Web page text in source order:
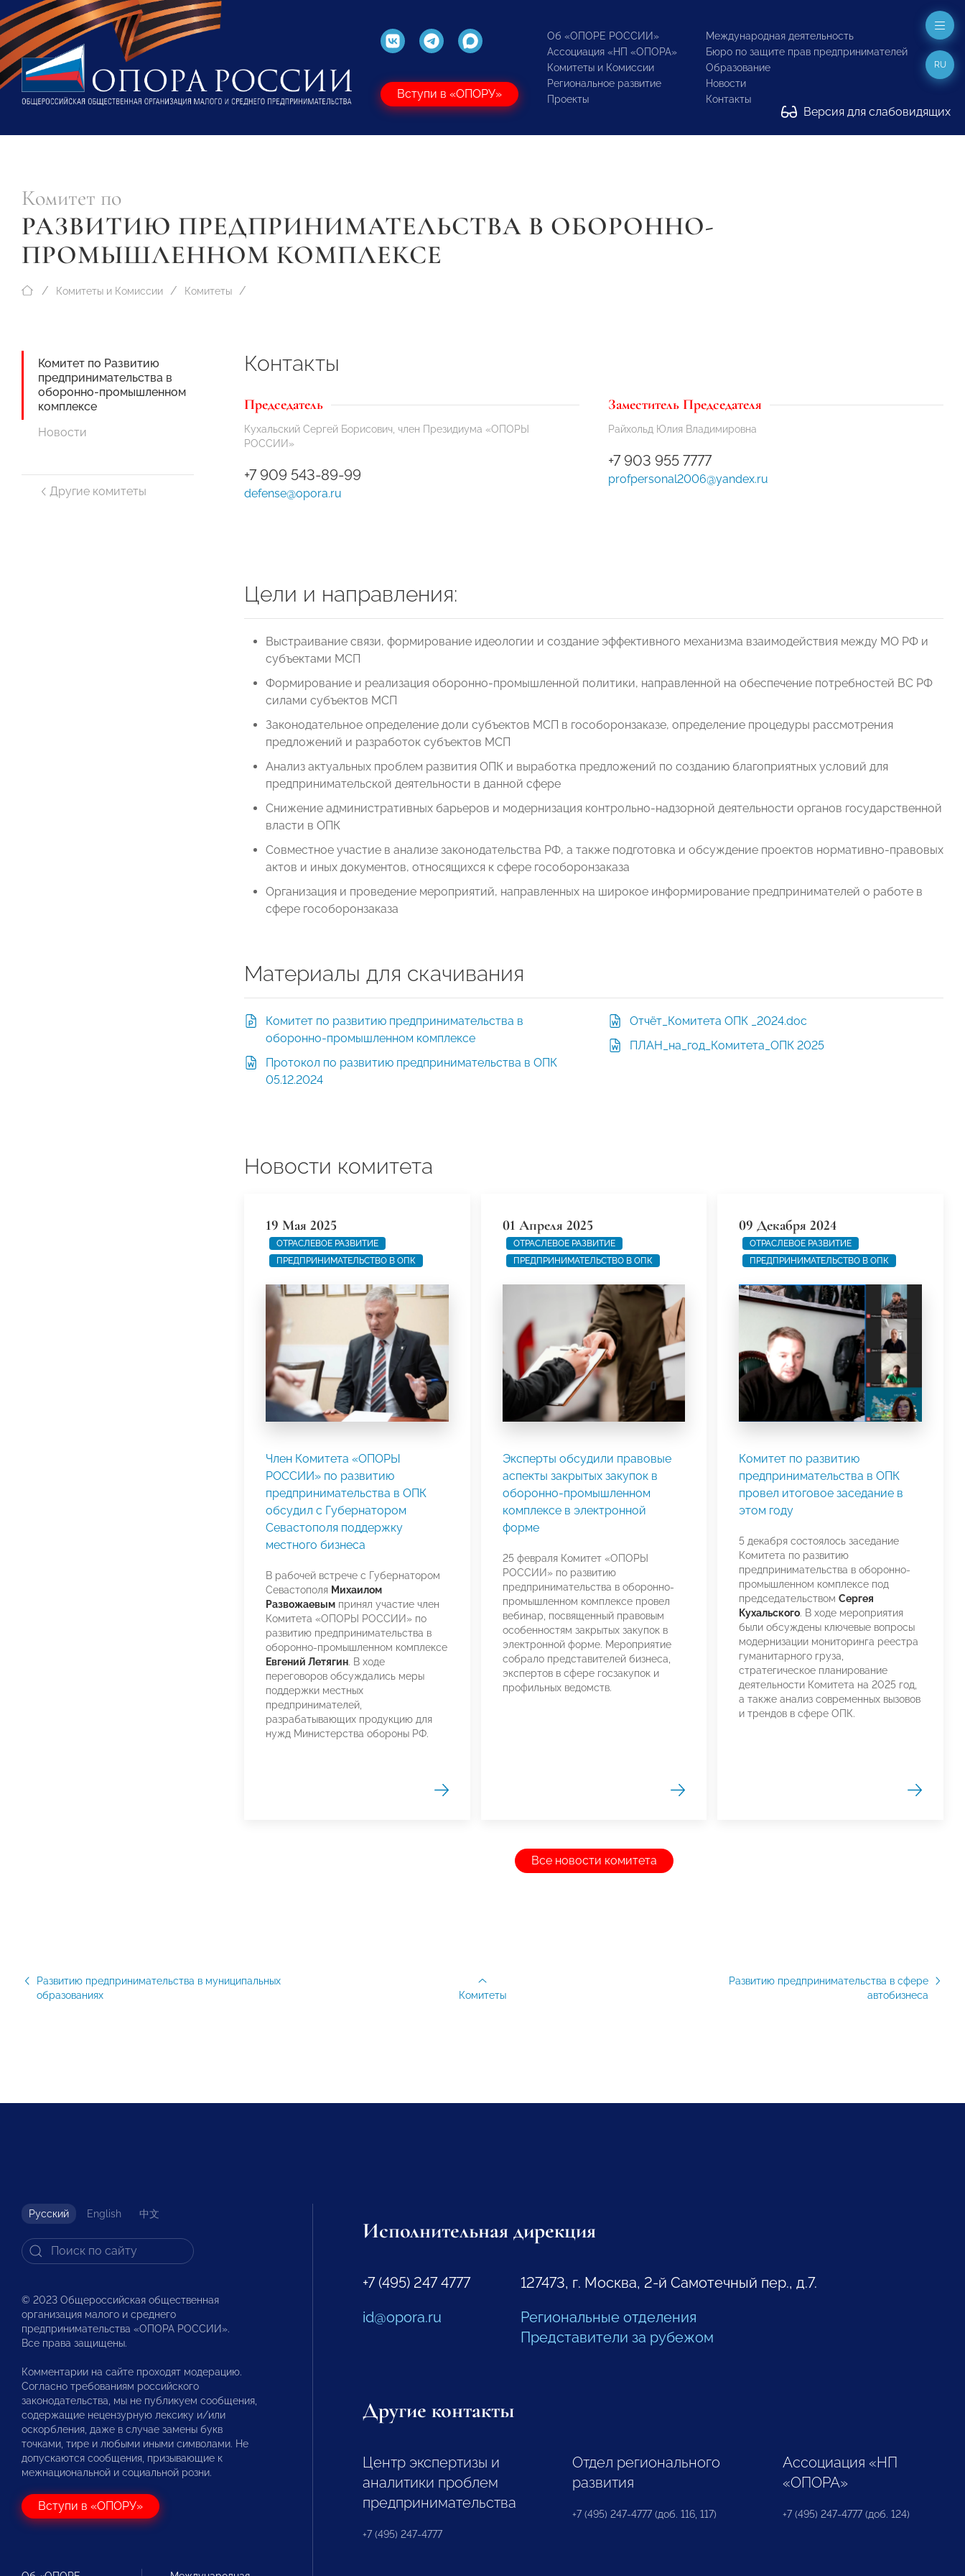
Вступи в «ОПОРУ»
Об «ОПОРЕ РОССИИ»
Ассоциация «НП «ОПОРА»
Комитеты и Комиссии
Региональное развитие
Проекты
Международная деятельность
Бюро по защите прав предпринимателей
Образование
Новости
Контакты
Версия для слабовидящих
RU
Комитет по
РАЗВИТИЮ ПРЕДПРИНИМАТЕЛЬСТВА В ОБОРОННО-
ПРОМЫШЛЕННОМ КОМПЛЕКСЕ
Комитеты и Комиссии Комитеты
Комитет по Развитию
предпринимательства в
оборонно-промышленном
комплексе
Новости
Другие комитеты
Контакты
Председатель
Кухальский Сергей Борисович, член Президиума «ОПОРЫ
РОССИИ»
+7 909 543-89-99
defense@opora.ru
Заместитель Председателя
Райхольд Юлия Владимировна
+7 903 955 7777
profpersonal2006@yandex.ru
Цели и направления:
Выстраивание связи, формирование идеологии и создание эффективного механизма взаимодействия между МО РФ и
субъектами МСП
Формирование и реализация оборонно-промышленной политики, направленной на обеспечение потребностей ВС РФ
силами субъектов МСП
Законодательное определение доли субъектов МСП в гособоронзаказе, определение процедуры рассмотрения
предложений и разработок субъектов МСП
Анализ актуальных проблем развития ОПК и выработка предложений по созданию благоприятных условий для
предпринимательской деятельности в данной сфере
Снижение административных барьеров и модернизация контрольно-надзорной деятельности органов государственной
власти в ОПК
Совместное участие в анализе законодательства РФ, а также подготовка и обсуждение проектов нормативно-правовых
актов и иных документов, относящихся к сфере гособоронзаказа
Организация и проведение мероприятий, направленных на широкое информирование предпринимателей о работе в
сфере гособоронзаказа
Материалы для скачивания
Комитет по развитию предпринимательства в
оборонно-промышленном комплексе
Протокол по развитию предпринимательства в ОПК
05.12.2024
Отчёт_Комитета ОПК _2024.doc
ПЛАН_на_год_Комитета_ОПК 2025
Новости комитета
19 Мая 2025
ОТРАСЛЕВОЕ РАЗВИТИЕ
ПРЕДПРИНИМАТЕЛЬСТВО В ОПК
Член Комитета «ОПОРЫ
РОССИИ» по развитию
предпринимательства в ОПК
обсудил с Губернатором
Севастополя поддержку
местного бизнеса
В рабочей встрече с Губернатором
Севастополя Михаилом
Развожаевым принял участие член
Комитета «ОПОРЫ РОССИИ» по
развитию предпринимательства в
оборонно-промышленном комплексе
Евгений Летягин. В ходе
переговоров обсуждались меры
поддержки местных
предпринимателей,
разрабатывающих продукцию для
нужд Министерства обороны РФ.
01 Апреля 2025
ОТРАСЛЕВОЕ РАЗВИТИЕ
ПРЕДПРИНИМАТЕЛЬСТВО В ОПК
Эксперты обсудили правовые
аспекты закрытых закупок в
оборонно-промышленном
комплексе в электронной
форме
25 февраля Комитет «ОПОРЫ
РОССИИ» по развитию
предпринимательства в оборонно-
промышленном комплексе провел
вебинар, посвященный правовым
особенностям закрытых закупок в
электронной форме. Мероприятие
собрало представителей бизнеса,
экспертов в сфере госзакупок и
профильных ведомств.
09 Декабря 2024
ОТРАСЛЕВОЕ РАЗВИТИЕ
ПРЕДПРИНИМАТЕЛЬСТВО В ОПК
Комитет по развитию
предпринимательства в ОПК
провел итоговое заседание в
этом году
5 декабря cостоялось заседание
Комитета по развитию
предпринимательства в оборонно-
промышленном комплексе под
председательствомСергея
Кухальского. В ходе мероприятия
были обсуждены ключевые вопросы
модернизации мониторинга реестра
гуманитарного груза,
стратегическое планирование
деятельности Комитета на 2025 год,
а также анализ современных вызовов
и трендов в сфере ОПК.
Все новости комитета
Развитию предпринимательства в муниципальных
образованиях
Развитию предпринимательства в сфере
автобизнеса
Комитеты
Русский English 中文
© 2023 Общероссийская общественная
организация малого и среднего
предпринимательства «ОПОРА РОССИИ».
Все права защищены.
Комментарии на сайте проходят модерацию.
Согласно требованиям российского
законодательства, мы не публикуем сообщения,
содержащие нецензурную лексику и/или
оскорбления, даже в случае замены букв
точками, тире и любыми иными символами. Не
допускаются сообщения, призывающие к
межнациональной и социальной розни.
Вступи в «ОПОРУ»
Исполнительная дирекция
+7 (495) 247 4777
id@opora.ru
127473, г. Москва, 2-й Самотечный пер., д.7.
Региональные отделения
Представители за рубежом
Другие контакты
Центр экспертизы и
аналитики проблем
предпринимательства
+7 (495) 247-4777
Отдел регионального
развития
+7 (495) 247-4777 (доб. 116, 117)
Ассоциация «НП
«ОПОРА»
+7 (495) 247-4777 (доб. 124)